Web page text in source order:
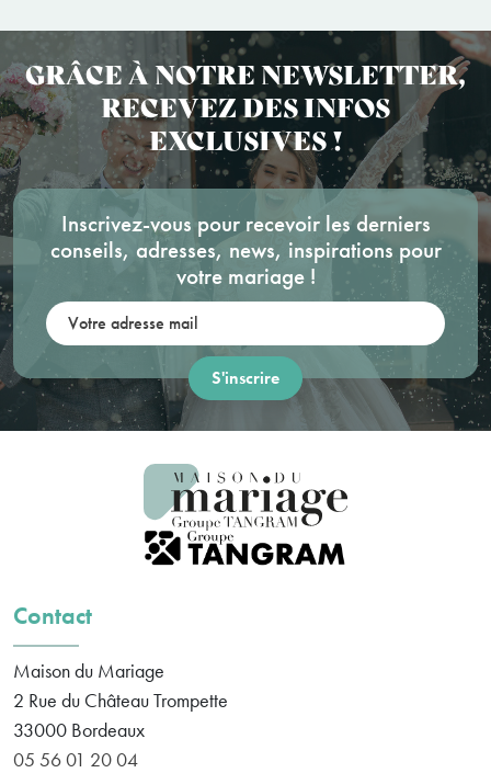
GRÂCE À NOTRE NEWSLETTER,
RECEVEZ DES INFOS
EXCLUSIVES !
Inscrivez-vous pour recevoir les derniers
conseils, adresses, news, inspirations pour
votre mariage !
Contact
Maison du Mariage
2 Rue du Château Trompette
33000 Bordeaux
05 56 01 20 04